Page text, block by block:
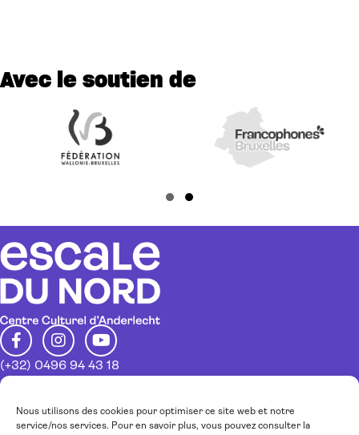
Nous utilisons des cookies pour optimiser ce site web et notre
service/nos services. Pour en savoir plus, vous pouvez consulter la
Avec le soutien de
(+32) 0496 94 43 18
info@escaledunord.net
Restez au courant de nos activités